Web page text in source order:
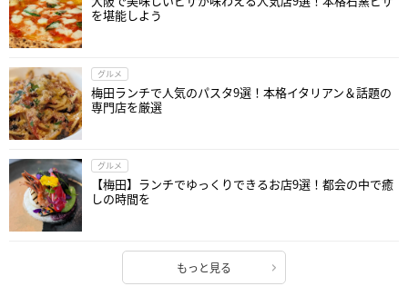
を堪能しよう
グルメ
梅田ランチで人気のパスタ9選！本格イタリアン＆話題の
専門店を厳選
グルメ
【梅田】ランチでゆっくりできるお店9選！都会の中で癒
しの時間を
もっと見る